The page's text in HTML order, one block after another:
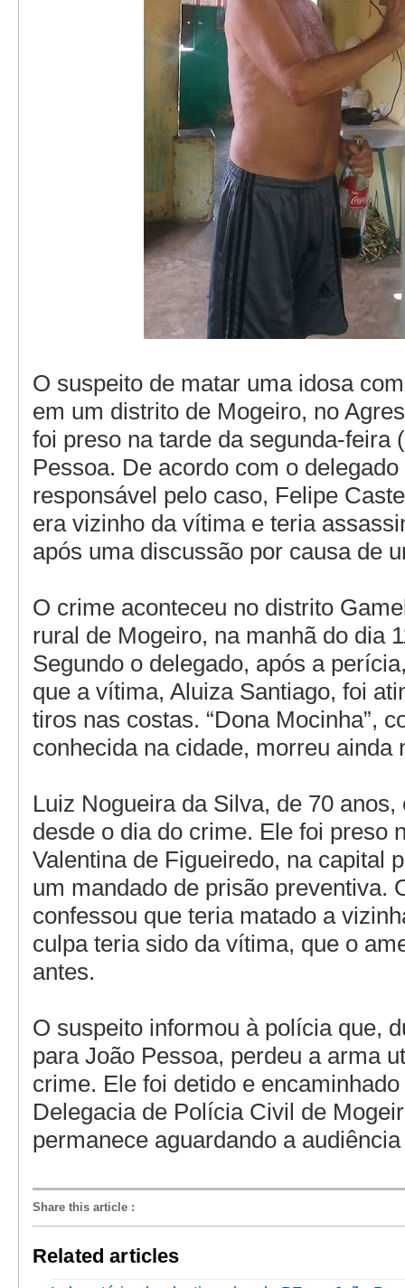
O suspeito de matar uma idosa
em um distrito de Mogeiro, no
foi preso na tarde da segunda-feira
Pessoa. De acordo com o
responsável pelo caso, Felipe
era vizinho da vítima e teria
após uma discussão por causa de
O crime aconteceu no distrito
rural de Mogeiro, na manhã do dia
Segundo o delegado, após a
que a vítima, Aluiza Santiago, foi
tiros nas costas. “Dona Mocinha”,
conhecida na cidade, morreu ainda
Luiz Nogueira da Silva, de 70
desde o dia do crime. Ele foi preso
Valentina de Figueiredo, na capital
um mandado de prisão preventiva.
confessou que teria matado a
culpa teria sido da vítima, que o
antes.
O suspeito informou à polícia que,
para João Pessoa, perdeu a arma
crime. Ele foi detido e
Delegacia de Polícia Civil de
permanece aguardando a
Share this article :
Related articles